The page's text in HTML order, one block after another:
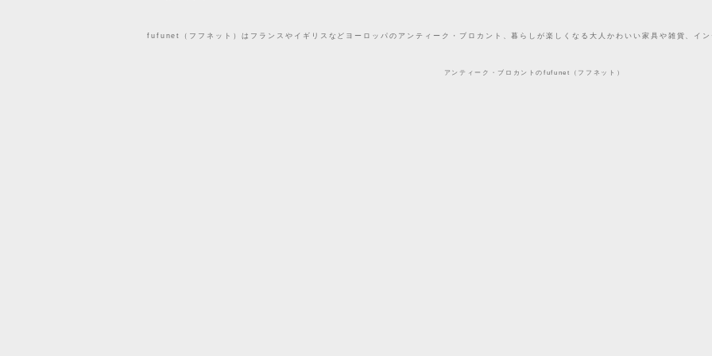
fufunet（フフネット）はフランスやイギリスなどヨーロッパのアンティーク・ブロカント、暮らしが楽しくなる大人かわいい家具や雑貨、イ
アンティーク・ブロカントのfufunet（フフネット）